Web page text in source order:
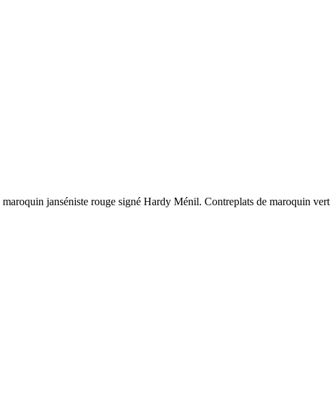
janséniste rouge signé Hardy Ménil. Contreplats de maroquin